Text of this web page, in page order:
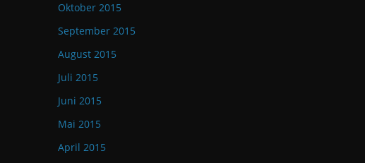
Oktober 2015
September 2015
August 2015
Juli 2015
Juni 2015
Mai 2015
April 2015